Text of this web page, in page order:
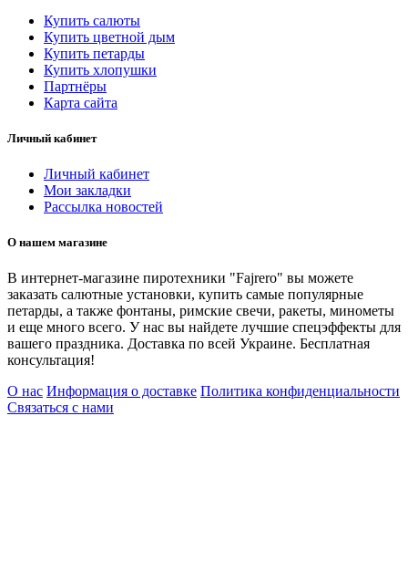
Купить салюты
Купить цветной дым
Купить петарды
Купить хлопушки
Партнёры
Карта сайта
Личный кабинет
Личный кабинет
Мои закладки
Рассылка новостей
О нашем магазине
В интернет-магазине пиротехники "Fajrero" вы можете
заказать салютные установки, купить самые популярные
петарды, а также фонтаны, римские свечи, ракеты, минометы
и еще много всего. У нас вы найдете лучшие спецэффекты для
вашего праздника. Доставка по всей Украине. Бесплатная
консультация!
О нас Информация о доставке Политика конфиденциальности
Связаться с нами